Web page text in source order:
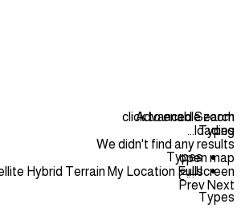
click to enable zoom
loading...
We didn't find any results
open map
Hybrid Terrain My Location Fullscreen
Prev Next
Advanced Search
Types
Types
للبيع
Types